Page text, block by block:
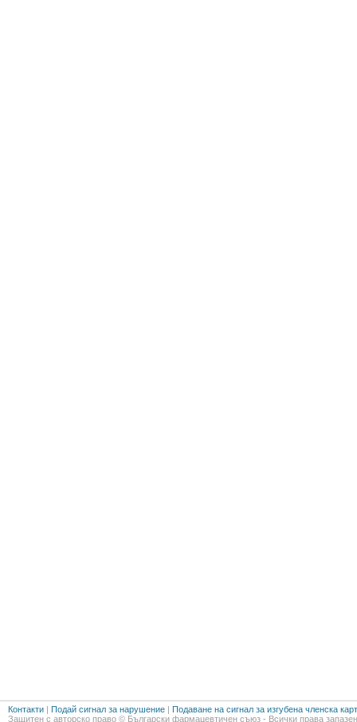
Контакти | Подай сигнал за нарушение | Подаване на сигнал за изгубена членска
Защитен с авторско право © Български фармацевтичен съюз - Всички права